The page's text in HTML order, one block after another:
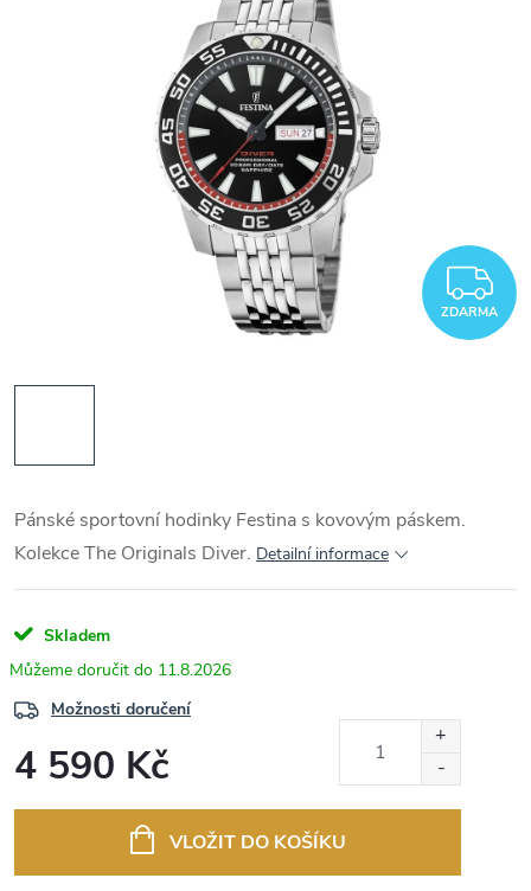
ZDARMA
Pánské sportovní hodinky Festina s kovovým páskem.
Kolekce The Originals Diver. Detailní informace
Skladem
11.8.2026
Možnosti doručení
4 590 Kč
VLOŽIT DO KOŠÍKU